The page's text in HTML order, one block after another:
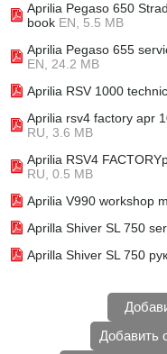
Aprilia Pegaso 650
book EN, 5.5 MB
Aprilia Pegaso 655
EN, 24.2 MB
Aprilia RSV 1000
Aprilia rsv4 factory apr
RU, 3.6 MB
Aprilia RSV4
RU, 0.5 MB
Aprilia V990 workshop
Aprilla Shiver SL 750
Aprilla Shiver SL 750
Добавить